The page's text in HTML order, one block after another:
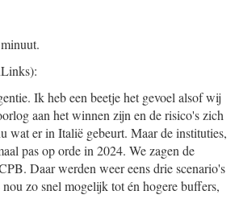
Ik heb een beetje het gevoel alsof wij
aan het winnen zijn en de risico's zich
wat er in Italië gebeurt. Maar de instituties,
pas op orde in 2024. We zagen de
Daar werden weer eens drie scenario's
nou zo snel mogelijk tot én hogere buffers,